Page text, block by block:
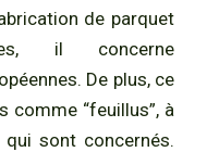
de parquet
il concerne
De plus, ce
“feuillus”, à
sont concernés.